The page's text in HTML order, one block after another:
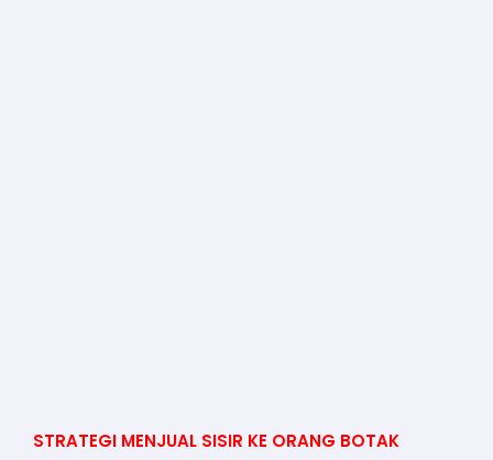
STRATEGI MENJUAL SISIR KE ORANG BOTAK